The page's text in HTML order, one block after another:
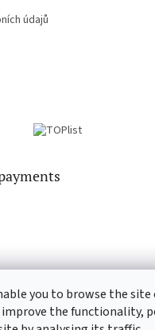
you to browse the
the functionality,
údajů